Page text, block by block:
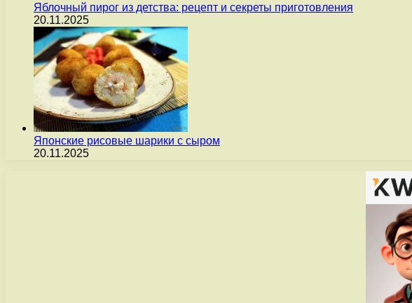
Яблочный пирог из детства: рецепт и секреты приготовления
20.11.2025
Японские рисовые шарики с сыром
20.11.2025